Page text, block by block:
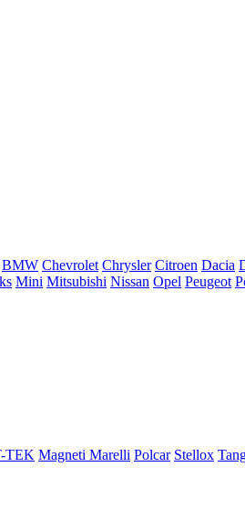
BMW Chevrolet Chrysler Citroen Dacia
Mini Mitsubishi Nissan Opel Peugeot
TEK Magneti Marelli Polcar Stellox